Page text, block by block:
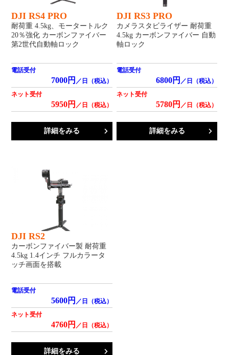
DJI RS4 PRO
耐荷重 4.5kg、モータートルク
20％強化 カーボンファイバー
第2世代自動軸ロック
電話受付
7000円 ／日（税込）
ネット受付
5950円 ／日（税込）
詳細をみる
DJI RS3 PRO
カメラスタビライザー 耐荷重
4.5kg カーボンファイバー 自動
軸ロック
電話受付
6800円 ／日（税込）
ネット受付
5780円 ／日（税込）
詳細をみる
DJI RS2
カーボンファイバー製 耐荷重
4.5kg 1.4インチ フルカラータ
ッチ画面を搭載
電話受付
5600円 ／日（税込）
ネット受付
4760円 ／日（税込）
詳細をみる